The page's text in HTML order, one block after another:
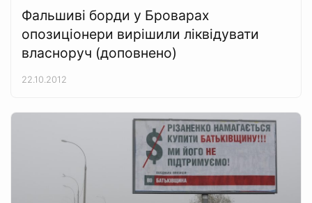
Фальшиві борди у Броварах
опозиціонери вирішили ліквідувати
власноруч (доповнено)
22.10.2012